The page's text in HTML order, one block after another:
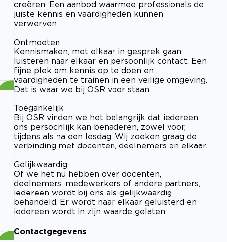
creëren. Een aanbod waarmee professionals de
juiste kennis en vaardigheden kunnen
verwerven.
Ontmoeten
Kennismaken, met elkaar in gesprek gaan,
luisteren naar elkaar en persoonlijk contact. Een
fijne plek om kennis op te doen en
vaardigheden te trainen in een veilige omgeving.
Dat is waar we bij OSR voor staan.
Toegankelijk
Bij OSR vinden we het belangrijk dat iedereen
ons persoonlijk kan benaderen, zowel voor,
tijdens als na een lesdag. Wij zoeken graag de
verbinding met docenten, deelnemers en elkaar.
Gelijkwaardig
Of we het nu hebben over docenten,
deelnemers, medewerkers of andere partners,
iedereen wordt bij ons als gelijkwaardig
behandeld. Er wordt naar elkaar geluisterd en
iedereen wordt in zijn waarde gelaten.
Contactgegevens